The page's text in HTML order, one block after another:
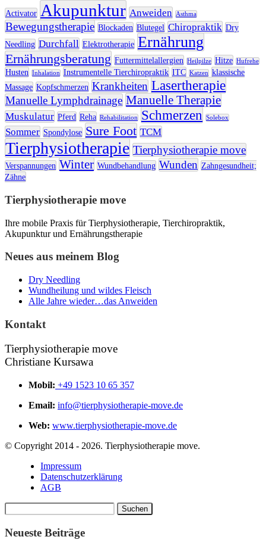
Activator Akupunktur Anweiden Asthma
Bewegungstherapie Blockaden Blutegel Chiropraktik Dry
Needling Durchfall Elektrotherapie Ernährung
Ernährungsberatung Futtermittelallergien Heilpilze Hitze Hufrehe
Husten Inhalation Instrumentelle Tierchiropraktik ITC Katzen klassische
Massage Kopfschmerzen Krankheiten Lasertherapie
Manuelle Lymphdrainage Manuelle Therapie
Muskulatur Pferd Reha Rehabilitation Schmerzen Solebox
Sommer Spondylose Sure Foot TCM
Tierphysiotherapie Tierphysiotherapie move
Verspannungen Winter Wundbehandlung Wunden Zahngesundheit;
Zähne
Tierphysiotherapie move
Ihre mobile Praxis für Tierphysiotherapie, Tierchiropraktik,
Akupunktur und Ernährungstherapie
Neues aus meinem Blog
Dry Needling
Wundheilung und wildes Fleisch
Alle Jahre wieder…das Anweiden
Kontakt
Tierphysiotherapie move
Christiane Kursawa
Mobil: +49 1523 10 65 357
Email: info@tierphysiotherapie-move.de
Web: www.tierphysiotherapie-move.de
© Copyright 2014 - 2026. Tierphysiotherapie move.
Impressum
Datenschutzerklärung
AGB
Suchen
nach:
Neueste Beiträge